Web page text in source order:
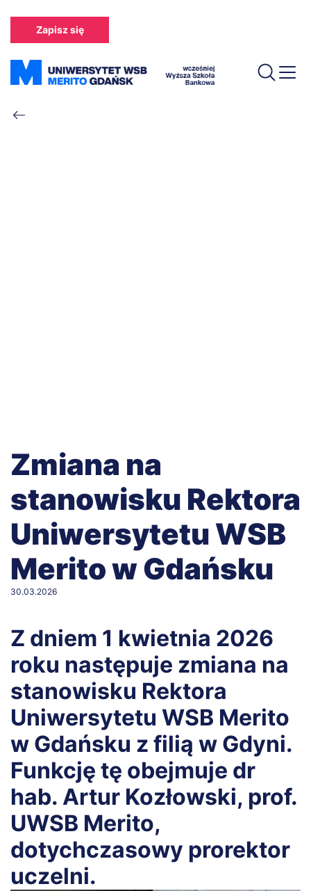
treści
Zapisz się
Ścieżka
Zmiana na
stanowisku Rektora
Uniwersytetu WSB
Merito w Gdańsku
30.03.2026
Z dniem 1 kwietnia 2026
roku następuje zmiana na
stanowisku Rektora
Uniwersytetu WSB Merito
w Gdańsku z filią w Gdyni.
Funkcję tę obejmuje dr
hab. Artur Kozłowski, prof.
UWSB Merito,
dotychczasowy prorektor
uczelni.